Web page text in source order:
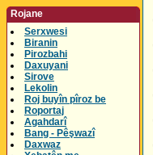
Rojane
Serxwesi
Biranin
Pirozbahi
Daxuyani
Sirove
Lekolin
Roj buyîn pîroz be
Roportaj
Agahdarî
Bang - Pêşwazî
Daxwaz